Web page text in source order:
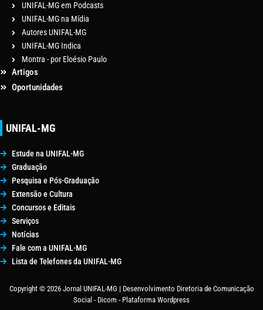
UNIFAL-MG em Podcasts
UNIFAL-MG na Mídia
Autores UNIFAL-MG
UNIFAL-MG Indica
Montra - por Eloésio Paulo
Artigos
Oportunidades
UNIFAL-MG
Estude na UNIFAL-MG
Graduação
Pesquisa e Pós-Graduação
Extensão e Cultura
Concursos e Editais
Serviços
Notícias
Fale com a UNIFAL-MG
Lista de Telefones da UNIFAL-MG
Copyright © 2026 Jornal UNIFAL-MG | Desenvolvimento Diretoria de Comunicação
Social - Dicom - Plataforma Wordpress